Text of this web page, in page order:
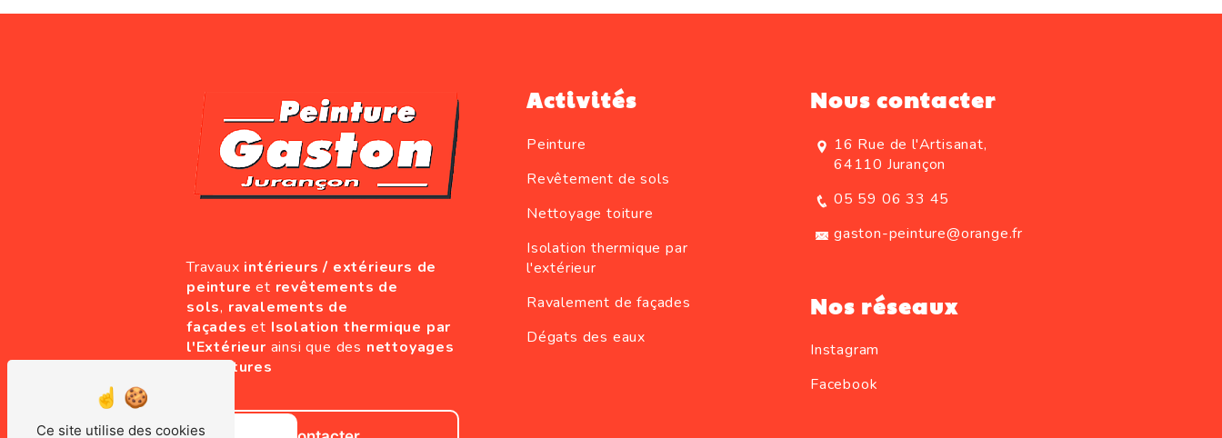
Travaux intérieurs / extérieurs de
peinture et revêtements de
sols, ravalements de
façades et Isolation thermique par
l'Extérieur ainsi que des nettoyages
de toitures
Activités
Peinture
Revêtement de sols
Nettoyage toiture
Isolation thermique par
l'extérieur
Ravalement de façades
Dégats des eaux
Nous contacter
16 Rue de l'Artisanat,
64110 Jurançon
05 59 06 33 45
gaston-peinture@orange.fr
Nos réseaux
Instagram
Facebook
Ce site utilise des cookies